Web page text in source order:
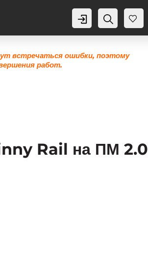
Аккаунт
Поиск
Же
0
встречаться ошибки, поэтому
работ.
Rail на ПМ 2.0